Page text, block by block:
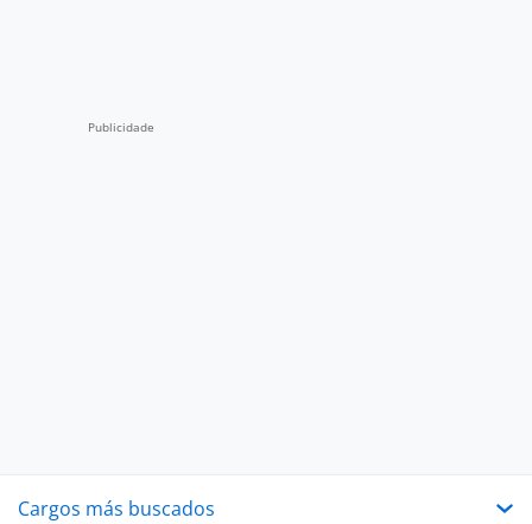
Cargos más buscados